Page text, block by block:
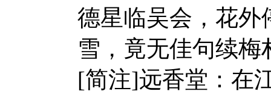
德星临吴会，花外
雪，竟无佳句续梅
[简注]远香堂：在